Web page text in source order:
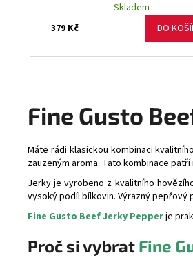
Fine Gusto
Máte rádi klasickou kombinaci
zauzeným aroma. Tato kombinace
Jerky je vyrobeno z kvalitního
vysoký podíl bílkovin. Výrazný
Fine Gusto Beef Jerky Pepperje
Proč si vybrat Fine
Skladem
379 Kč
DO